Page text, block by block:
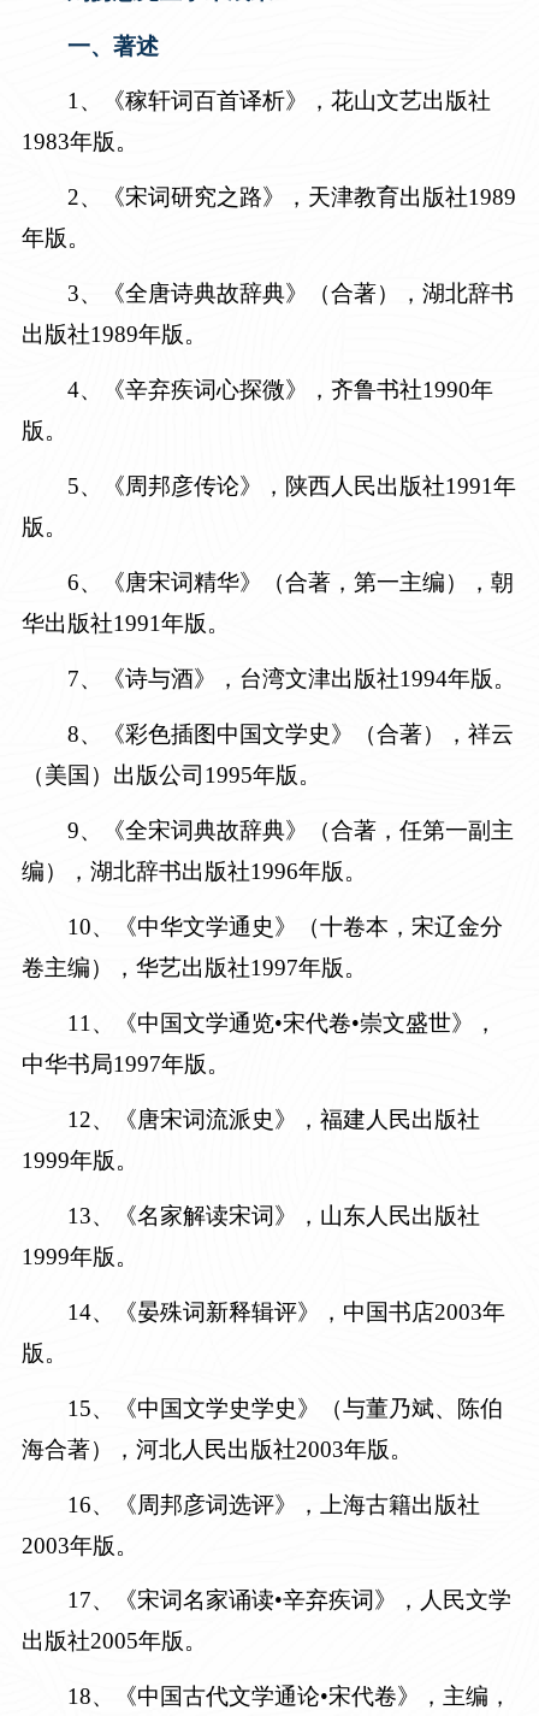
一、著述
1、《稼轩词百首译析》，花山文艺出版社
1983年版。
2、《宋词研究之路》，天津教育出版社1989
年版。
3、《全唐诗典故辞典》（合著），湖北辞书
出版社1989年版。
4、《辛弃疾词心探微》，齐鲁书社1990年
版。
5、《周邦彦传论》，陕西人民出版社1991年
版。
6、《唐宋词精华》（合著，第一主编），朝
华出版社1991年版。
7、《诗与酒》，台湾文津出版社1994年版。
8、《彩色插图中国文学史》（合著），祥云
（美国）出版公司 1995年版。
9、《全宋词典故辞典》（合著，任第一副主
编），湖北辞书出版社1996年版。
10、《中华文学通史》（十卷本，宋辽金分
卷主编），华艺出版社1997年版。
11 、《中国文学通览•宋代卷•崇文盛世》，
中华书局1997年版。
12、《唐宋词流派史》，福建人民出版社
1999年版。
13、《名家解读宋词》，山东人民出版社
1999年版。
14、《晏殊词新释辑评》，中国书店2003年
版。
15、《中国文学史学史》（与董乃斌、陈伯
海合著），河北人民出版社2003年版。
16、《周邦彦词选评》，上海古籍出版社
2003年版。
17、《宋词名家诵读•辛弃疾词》，人民文学
出版社2005年版。
18、《中国古代文学通论•宋代卷》，主编，